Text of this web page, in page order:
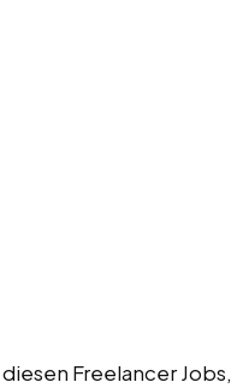
Freelancer Jobs,